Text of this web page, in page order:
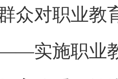
众对职业教
施职业教